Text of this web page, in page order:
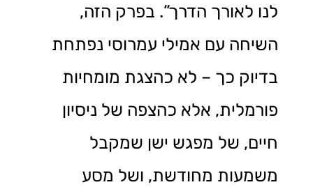
לנו לאורך הדרך”. בפרק הזה,
השיחה עם אמילי עמרוסי נפתחת
בדיוק כך – לא כהצגת מומחיות
פורמלית, אלא כהצפה של ניסיון
חיים, של מפגש ישן שמקבל
משמעות מחודשת, ושל מסע